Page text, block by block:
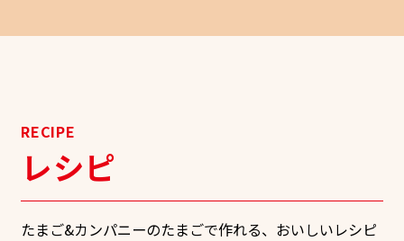
RECIPE
レシピ
たまご&カンパニーのたまごで作れる、おいしいレシピ